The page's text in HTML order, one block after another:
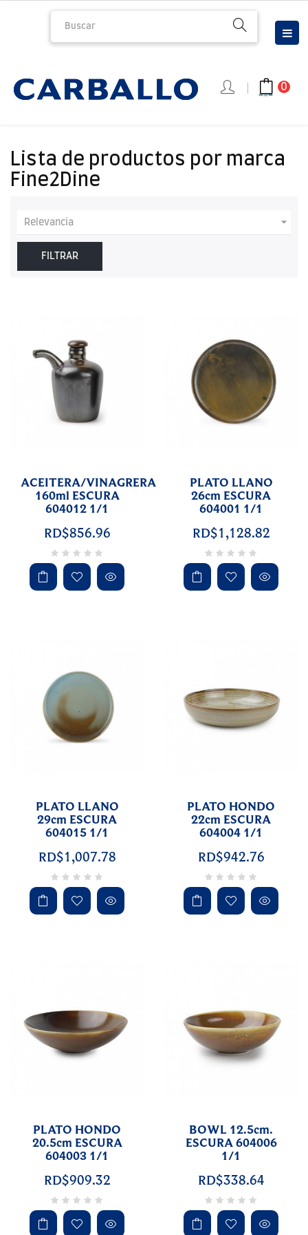
0
de
☰
Lista de productos por marca
Fine2Dine
Relevancia 
FILTRAR
ACEITERA/VINAGRERA
160ml ESCURA
604012 1/1
RD$856.96
PLATO LLANO
26cm ESCURA
604001 1/1
RD$1,128.82
PLATO LLANO
29cm ESCURA
604015 1/1
RD$1,007.78
PLATO HONDO
22cm ESCURA
604004 1/1
RD$942.76
PLATO HONDO
20.5cm ESCURA
604003 1/1
RD$909.32
BOWL 12.5cm.
ESCURA 604006
1/1
RD$338.64